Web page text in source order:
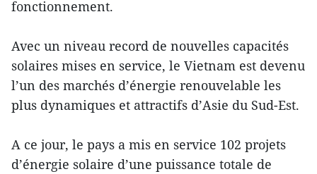
fonctionnement.
Avec un niveau record de nouvelles capacités
solaires mises en service, le Vietnam est devenu
l’un des marchés d’énergie renouvelable les
plus dynamiques et attractifs d’Asie du Sud-Est.
A ce jour, le pays a mis en service 102 projets
d’énergie solaire d’une puissance totale de